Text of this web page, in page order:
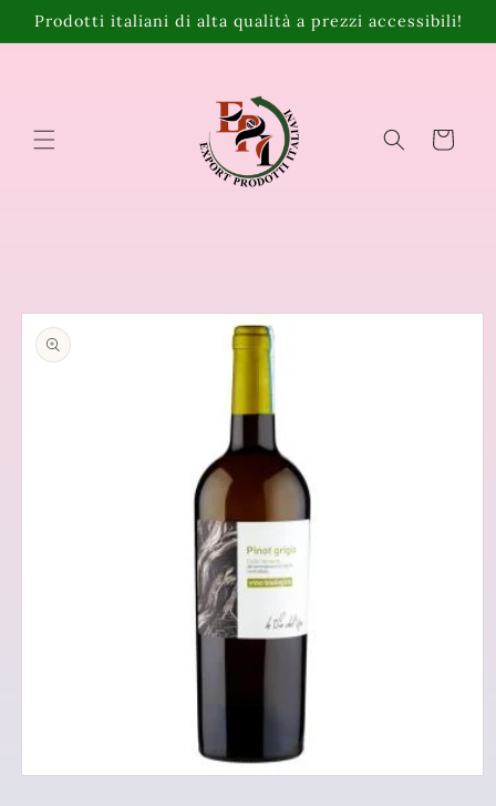
direttamente
ai contenuti
Prodotti italiani di alta qualità a prezzi accessibili!
Carrello
Passa alle
informazioni
sul prodotto